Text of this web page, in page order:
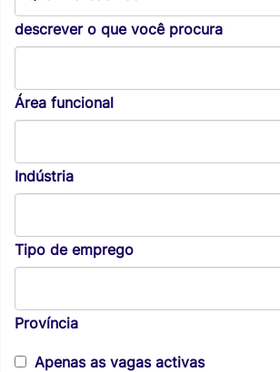
descrever o que você procura
Área funcional
Indústria
Tipo de emprego
Província
Apenas as vagas activas